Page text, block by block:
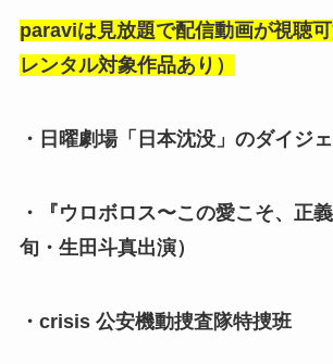
paraviは見放題で配信動画が視聴
レンタル対象作品あり）
・日曜劇場「日本沈没」のダイジ
・『ウロボロス〜この愛こそ、正
旬・生田斗真出演）
・crisis 公安機動捜査隊特捜班